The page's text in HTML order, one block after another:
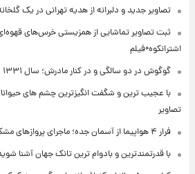
تصاویر جدید و دلبرانه از هدیه تهرانی در یک
ثبت تصاویر تماشایی از همزیستی خرس‌های
اشترانکوه+فیلم
گوگوش در دو سالگی و در کنار مادرش؛ سال ۱۳۳۱
با عجیب ترین و شگفت انگیزترین چشم های
تصاویر
فرار ۴ هواپیما از آسمان جده؛ ماجرای پروازهای مشکوک چیست؟
با قدرتمندترین و بادوام ترین تانک جهان آشنا